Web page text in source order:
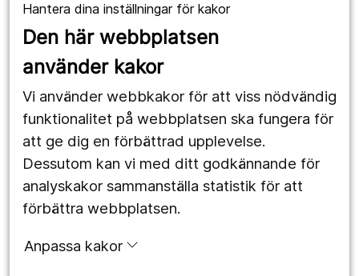
Hantera dina inställningar för kakor
Den här webbplatsen
använder kakor
Vi använder webbkakor för att viss nödvändig
funktionalitet på webbplatsen ska fungera för
att ge dig en förbättrad upplevelse.
Dessutom kan vi med ditt godkännande för
analyskakor sammanställa statistik för att
förbättra webbplatsen.
Anpassa kakor
Våra webbplatser
1177.se
Region Örebro län
Följ oss
Facebook